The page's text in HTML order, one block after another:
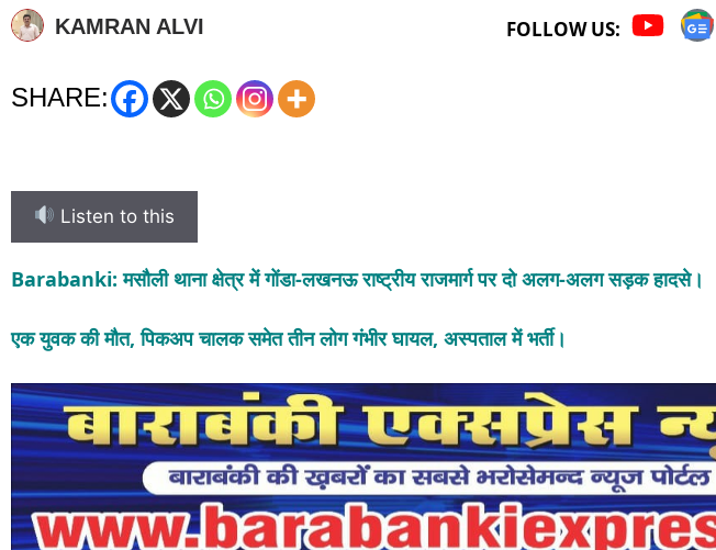
KAMRAN ALVI FOLLOW US:
SHARE:
Listen to this
Barabanki: मसौली थाना क्षेत्र में गोंडा-लखनऊ राष्ट्रीय राजमार्ग पर दो अलग-अलग सड़क हादसे।
एक युवक की मौत, पिकअप चालक समेत तीन लोग गंभीर घायल, अस्पताल में भर्ती।